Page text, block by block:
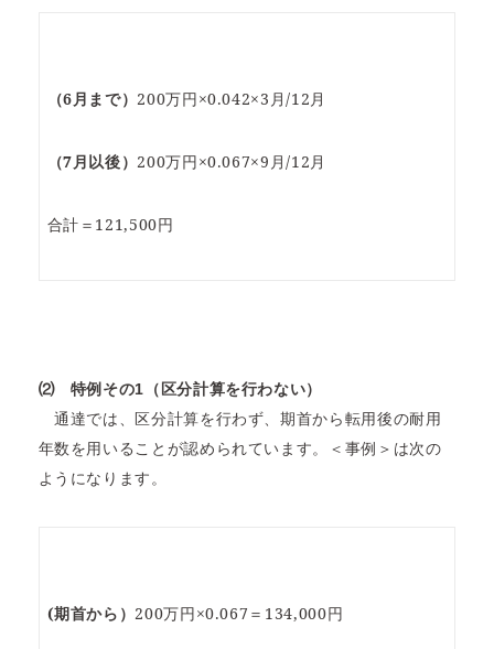
（6月まで）200万円×0.042×3月/12月
（7月以後）200万円×0.067×9月/12月
合計＝121,500円
⑵ 特例その1（区分計算を行わない）
通達では、区分計算を行わず、期首から転用後の耐用
年数を用いることが認められています。＜事例＞は次の
ようになります。
(期首から）200万円×0.067＝134,000円